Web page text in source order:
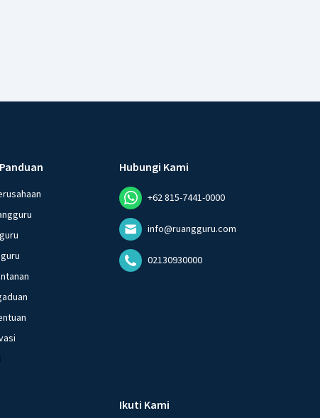
Hubungi Kami
+62 815-7441-0000
info@ruangguru.com
02130930000
Ikuti Kami